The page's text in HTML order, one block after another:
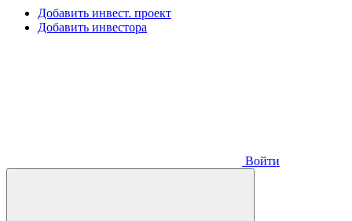
Добавить инвест. проект
Добавить инвестора
Войти